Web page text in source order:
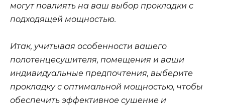
могут повлиять на ваш выбор прокладки с
подходящей мощностью.
Итак, учитывая особенности вашего
полотенцесушителя, помещения и ваши
индивидуальные предпочтения, выберите
прокладку с оптимальной мощностью, чтобы
обеспечить эффективное сушение и